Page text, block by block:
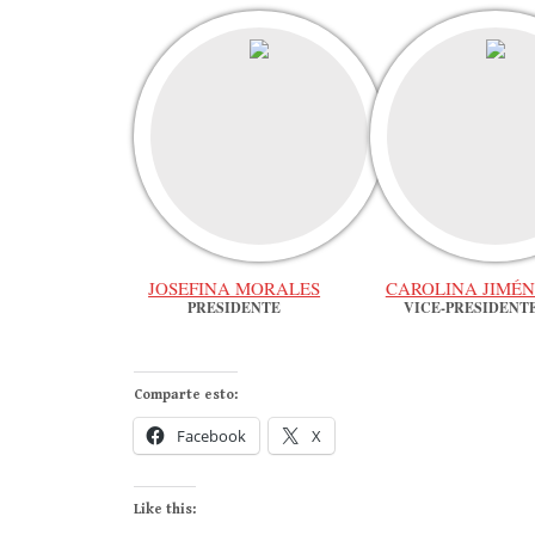
JOSEFINA MORALES
PRESIDENTE
CAROLINA
VICE-
Comparte esto:
Facebook X
Like this: